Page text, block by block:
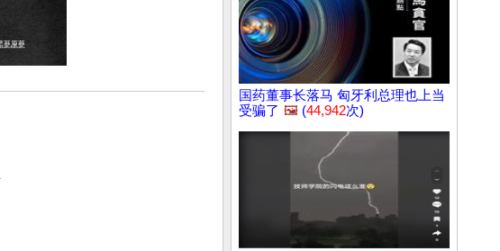
国药董事长落马 匈牙利总理也上当
受骗了 🖼️ (44,942次)